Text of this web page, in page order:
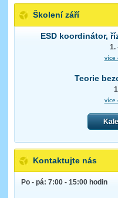
Školení září
ESD koordinátor,
1.
více
Teorie
více
Kontaktujte nás
Po - pá: 7:00 - 15:00 hodin